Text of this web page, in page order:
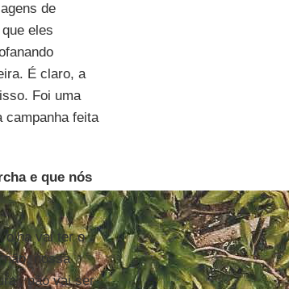
de
eles
É claro, a
Foi uma
campanha feita
e que nós
vai ter o
nossa
não vai ser